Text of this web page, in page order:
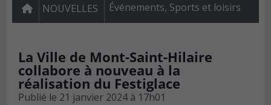
NOUVELLES Événements, Sports et loisirs
La Ville de Mont-Saint-Hilaire
collabore à nouveau à la
réalisation du Festiglace
Publié le 21 janvier 2024 à 17h01